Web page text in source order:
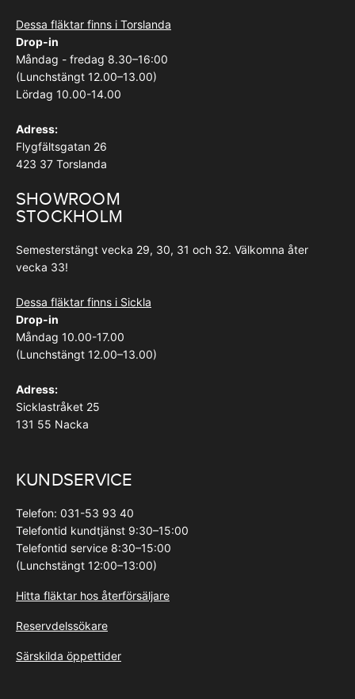
Dessa fläktar finns i Torslanda
Drop-in
Måndag - fredag 8.30–16:00
(Lunchstängt 12.00–13.00)
Lördag 10.00-14.00
Adress:
Flygfältsgatan 26
423 37 Torslanda
SHOWROOM
STOCKHOLM
Semesterstängt vecka 29, 30, 31 och 32. Välkomna åter
vecka 33!
Dessa fläktar finns i Sickla
Drop-in
Måndag 10.00-17.00
(Lunchstängt 12.00–13.00)
Adress:
Sicklastråket 25
131 55 Nacka
KUNDSERVICE
Telefon: 031-53 93 40
Telefontid kundtjänst 9:30–15:00
Telefontid service 8:30–15:00
(Lunchstängt 12:00–13:00)
Hitta fläktar hos återförsäljare
Reservdelssökare
Särskilda öppettider